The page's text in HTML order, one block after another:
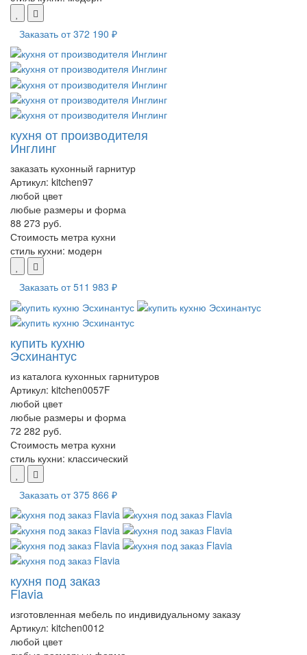
Заказать от372 190 ₽
кухня от производителя
Инглинг
заказать кухонный гарнитур
Артикул: kitchen97
любой цвет
любые размеры и форма
88 273 руб.
Стоимость метра кухни
стиль кухни: модерн
Заказать от511 983 ₽
купить кухню
Эсхинантус
из каталога кухонных гарнитуров
Артикул: kitchen0057F
любой цвет
любые размеры и форма
72 282 руб.
Стоимость метра кухни
стиль кухни: классический
Заказать от375 866 ₽
кухня под заказ
Flavia
изготовленная мебель по индивидуальному заказу
Артикул: kitchen0012
любой цвет